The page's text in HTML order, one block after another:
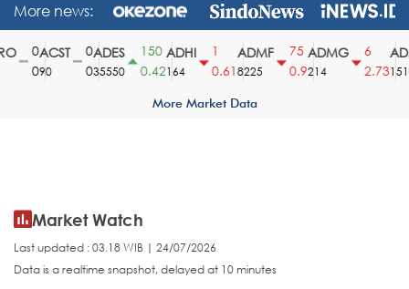
More news:
ACST
90
ADES
35550
150
0.42
ADHI
164
0.61
ADMF
8225
75
0.9
ADMG
214
2.731510
More Market Data
Market Watch
Last updated : 03.18 WIB | 24/07/2026
Data is a realtime snapshot, delayed at 10 minutes